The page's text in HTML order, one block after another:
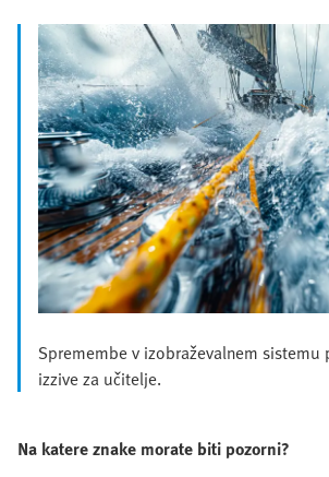
Spremembe v izobraževalnem
izzive za učitelje.
Na katere znake morate biti pozorni?